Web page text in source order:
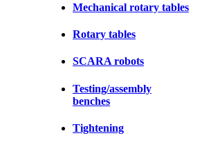
Mechanical rotary tables
Rotary tables
SCARA robots
Testing/assembly
benches
Tightening